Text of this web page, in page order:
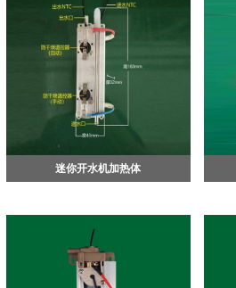
迷你开水机加热体